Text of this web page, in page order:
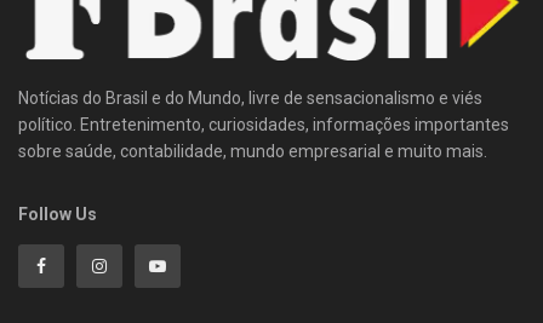
Notícias do Brasil e do Mundo, livre de sensacionalismo e viés
político. Entretenimento, curiosidades, informações importantes
sobre saúde, contabilidade, mundo empresarial e muito mais.
Follow Us